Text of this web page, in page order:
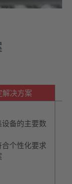
解决方案
备的主要数
个性化要求